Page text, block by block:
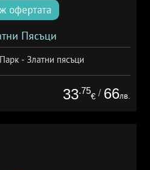
офертата
Пясъци
- Златни пясъци
33.75
€ / 66лв.